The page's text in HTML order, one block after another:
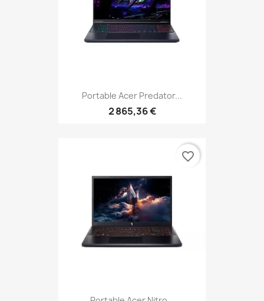
Portable Acer Predator...
2 865,36 €
favorite_border